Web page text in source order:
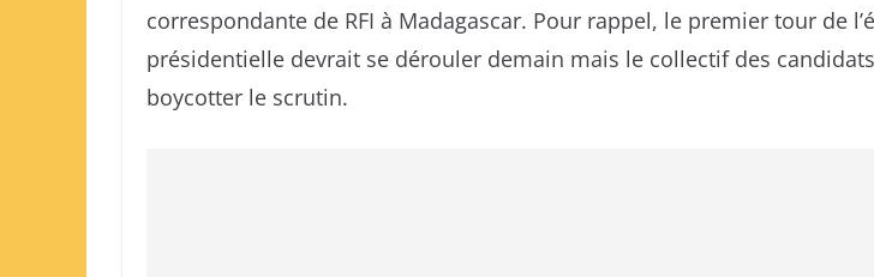
correspondante de RFI à Madagascar. Pour rappel, le premier tour de
présidentielle devrait se dérouler demain mais le collectif des
boycotter le scrutin.